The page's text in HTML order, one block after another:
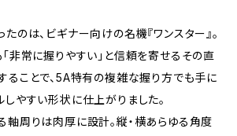
のは、ビギナー向けの名機『ワンスター』。
非常に握りやすい」と信頼を寄せるその直
ることで、5A特有の複雑な握り方でも手に
しやすい形状に仕上がりました。
軸周りは肉厚に設計。縦・横あらゆる角度